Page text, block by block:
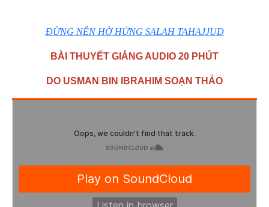
ĐỪNG NÊN HỜ HỬNG SALAH TAHAJJUD
BÀI THUYẾT GIẢNG AUDIO 20 PHÚT
DO USMAN BIN IBRAHIM SOẠN THẢO